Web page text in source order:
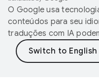
O Google usa
conteúdos para seu
traduções com IA